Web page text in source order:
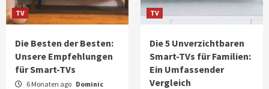
TV
Die Besten der Besten:
Unsere Empfehlungen
für Smart-TVs
6 Monaten ago Dominic
TV
Die 5 Unverzichtbaren
Smart-TVs für Familien:
Ein Umfassender
Vergleich